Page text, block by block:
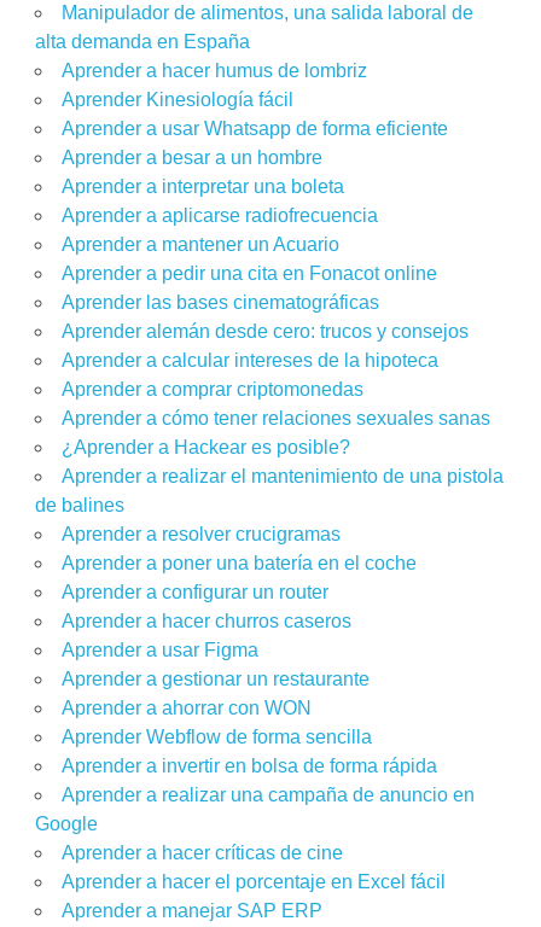
Manipulador de alimentos, una salida laboral de
alta demanda en España
Aprender a hacer humus de lombriz
Aprender Kinesiología fácil
Aprender a usar Whatsapp de forma eficiente
Aprender a besar a un hombre
Aprender a interpretar una boleta
Aprender a aplicarse radiofrecuencia
Aprender a mantener un Acuario
Aprender a pedir una cita en Fonacot online
Aprender las bases cinematográficas
Aprender alemán desde cero: trucos y consejos
Aprender a calcular intereses de la hipoteca
Aprender a comprar criptomonedas
Aprender a cómo tener relaciones sexuales sanas
¿Aprender a Hackear es posible?
Aprender a realizar el mantenimiento de una pistola
de balines
Aprender a resolver crucigramas
Aprender a poner una batería en el coche
Aprender a configurar un router
Aprender a hacer churros caseros
Aprender a usar Figma
Aprender a gestionar un restaurante
Aprender a ahorrar con WON
Aprender Webflow de forma sencilla
Aprender a invertir en bolsa de forma rápida
Aprender a realizar una campaña de anuncio en
Google
Aprender a hacer críticas de cine
Aprender a hacer el porcentaje en Excel fácil
Aprender a manejar SAP ERP